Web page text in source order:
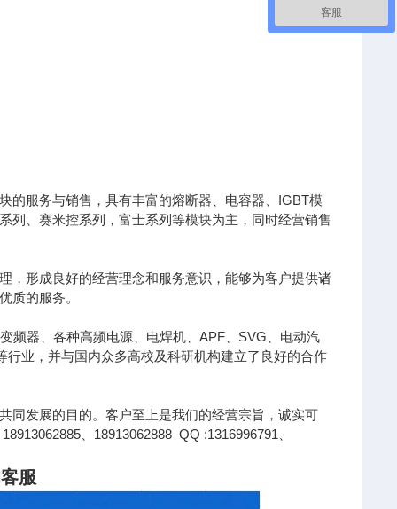
的服务与销售，具有丰富的熔断器、电容器、IGBT模
列、赛米控系列，富士系列等模块为主，同时经营销售
，形成良好的经营理念和服务意识，能够为客户提供诸
质的服务。
频器、各种高频电源、电焊机、APF、SVG、电动汽
业，并与国内众多高校及科研机构建立了良好的合作
同发展的目的。客户至上是我们的经营宗旨，诚实可
、18913062888 QQ :1316996791、
服
客服